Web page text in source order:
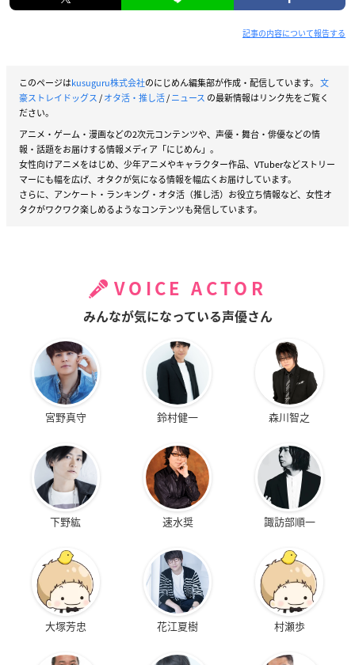
記事の内容について報告する
このページはkusuguru株式会社のにじめん編集部が作成・配信しています。 文
豪ストレイドッグス/オタ活・推し活/ニュース の最新情報はリンク先をご覧く
ださい。
アニメ・ゲーム・漫画などの2次元コンテンツや、声優・舞台・俳優などの情
報・話題をお届けする情報メディア「にじめん」。
女性向けアニメをはじめ、少年アニメやキャラクター作品、VTuberなどストリー
マーにも幅を広げ、オタクが気になる情報を幅広くお届けしています。
さらに、アンケート・ランキング・オタ活（推し活）お役立ち情報など、女性オ
タクがワクワク楽しめるようなコンテンツも発信しています。
VOICE ACTOR
みんなが気になっている声優さん
宮野真守 鈴村健一 森川智之
下野紘 速水奨 諏訪部順一
大塚芳忠 花江夏樹 村瀬歩